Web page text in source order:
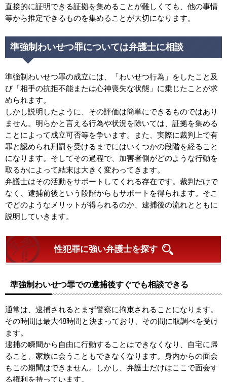
直接的に証明できる証拠を集めることが難しくても、他の事情
等から推定できるものを集めることが大切になります。
準強制わいせつ罪については弁護士に相談
準強制わいせつ罪の成立には、「わいせつ行為」をしたこと及
び「相手の抗拒不能または心神喪失な状態」に乗じたことが求
められます。
しかし説明したように、その評価は簡単にできるものではあり
ません。明らかと言える行為や状況を除いては、証拠を集める
ことによって成立可否等を争います。また、実際に裁判上で有
罪と認められ刑罰を受けるまでにはいくつかの段階を経ること
になります。そしてその過程で、加害者側がどのような行動を
取るかによって結末は大きく変わってきます。
弁護士はその活動をサポートしてくれる存在です。裁判だけで
なく、逮捕前後という段階からもサポートを得られます。そこ
でどのようなメリットが得られるのか、逮捕後の流れとともに
説明していきます。
性犯罪に強い弁護士を探す
準強制わいせつ罪での逮捕後すぐでも相談できる
通常は、逮捕されるとまず警察に拘束されることになります。
その時間は最大48時間と決まっており、その間に取調べを受け
ます。
逮捕の瞬間から自由に行動することはできなくなり、自宅に帰
ること、家族に会うこともできなくなります。身内からの面会
もこの期間はできません。しかし、弁護士だけはここで面会す
る権利を持っています。